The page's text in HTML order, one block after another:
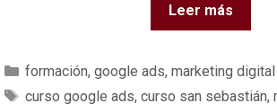
Leer más
formación, google ads, marketing digital
curso google ads, curso san sebastián,